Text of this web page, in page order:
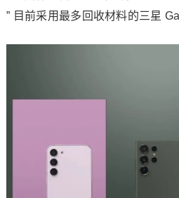
” 目前采用最多回收材料的三星